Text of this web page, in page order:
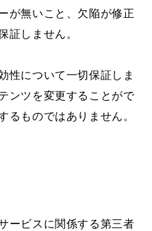
が無いこと、欠陥が修正
証しません。
性について一切保証しま
ンツを変更することがで
ものではありません。
ービスに関係する第三者